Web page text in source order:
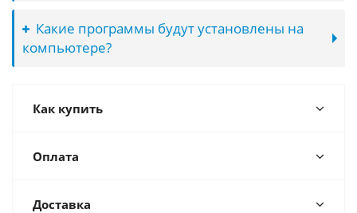
Какие программы будут установлены на
компьютере?
Как купить
Оплата
Доставка